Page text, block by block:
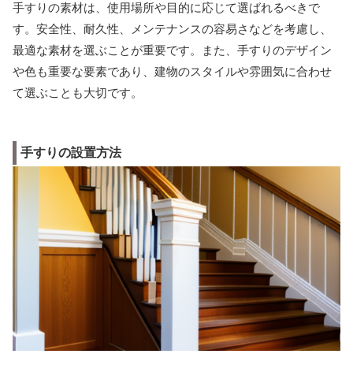
手すりの素材は、使用場所や目的に応じて選ばれるべきで
す。安全性、耐久性、メンテナンスの容易さなどを考慮し、
最適な素材を選ぶことが重要です。また、手すりのデザイン
や色も重要な要素であり、建物のスタイルや雰囲気に合わせ
て選ぶことも大切です。
手すりの設置方法